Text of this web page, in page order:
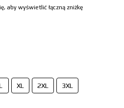
aby wyświetlić łączną zniżkę
XL 2XL 3XL